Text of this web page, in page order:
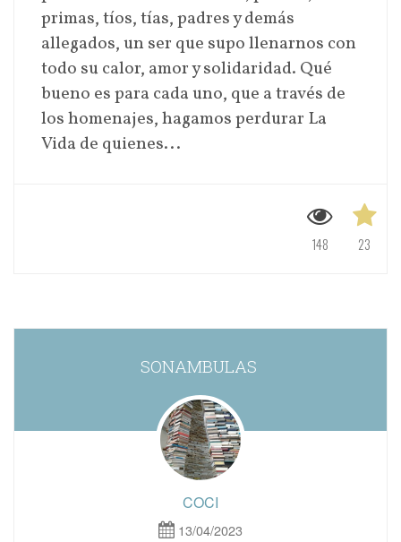
primas, tíos, tías, padres y demás
allegados, un ser que supo llenarnos con
todo su calor, amor y solidaridad. Qué
bueno es para cada uno, que a través de
los homenajes, hagamos perdurar La
Vida de quienes...
23
148
SONAMBULAS
COCI
13/04/2023